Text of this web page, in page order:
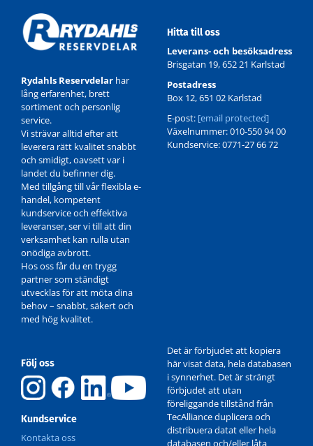
Rydahls Reservdelar har
lång erfarenhet, brett
sortiment och personlig
service.
Vi strävar alltid efter att
leverera rätt kvalitet snabbt
och smidigt, oavsett var i
landet du befinner dig.
Med tillgång till vår flexibla e-
handel, kompetent
kundservice och effektiva
leveranser, ser vi till att din
verksamhet kan rulla utan
onödiga avbrott.
Hos oss får du en trygg
partner som ständigt
utvecklas för att möta dina
behov – snabbt, säkert och
med hög kvalitet.
Hitta till oss
Leverans- och besöksadress
Brisgatan 19, 652 21 Karlstad
Postadress
Box 12, 651 02 Karlstad
E-post: [email protected]
Växelnummer: 010-550 94 00
Kundservice: 0771-27 66 72
Följ oss
Kundservice
Kontakta oss
Det är förbjudet att kopiera
här visat data, hela databasen
i synnerhet. Det är strängt
förbjudet att utan
föreliggande tillstånd från
TecAlliance duplicera och
distribuera datat eller hela
databasen och/eller låta